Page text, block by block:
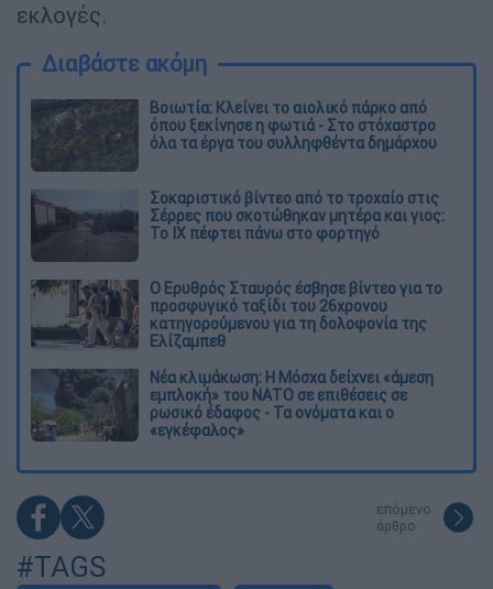
εκλογές.
Διαβάστε ακόμη
Βοιωτία: Κλείνει το αιολικό πάρκο από
όπου ξεκίνησε η φωτιά - Στο στόχαστρο
όλα τα έργα του συλληφθέντα δημάρχου
Σοκαριστικό βίντεο από το τροχαίο στις
Σέρρες που σκοτώθηκαν μητέρα και γιος:
Το ΙΧ πέφτει πάνω στο φορτηγό
Ο Ερυθρός Σταυρός έσβησε βίντεο για το
προσφυγικό ταξίδι του 26χρονου
κατηγορούμενου για τη δολοφονία της
Ελίζαμπεθ
Νέα κλιμάκωση: Η Μόσχα δείχνει «άμεση
εμπλοκή» του ΝΑΤΟ σε επιθέσεις σε
ρωσικό έδαφος - Τα ονόματα και ο
«εγκέφαλος»
επόμενο
άρθρο
#TAGS